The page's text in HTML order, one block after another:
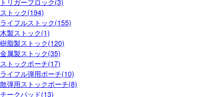
トリガーブロック(3)
ストック(194)
ライフルストック(155)
木製ストック(1)
樹脂製ストック(120)
金属製ストック(35)
ストックポーチ(17)
ライフル弾用ポーチ(10)
散弾用ストックポーチ(8)
チークパッド(13)